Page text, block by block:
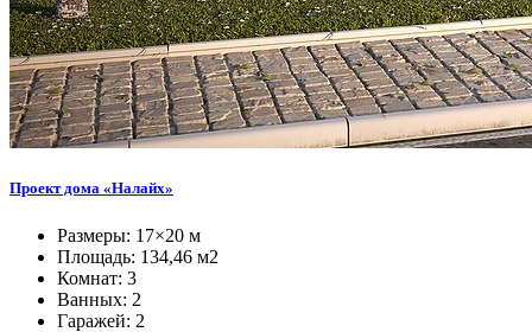
Проект дома «Налайх»
Размеры: 17×20 м
Площадь: 134,46 м2
Комнат: 3
Ванных: 2
Гаражей: 2